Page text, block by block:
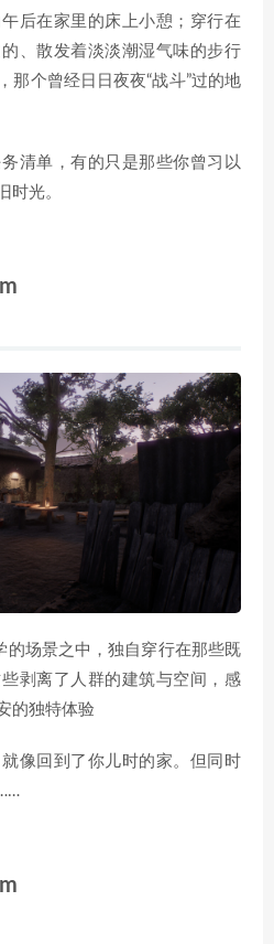
后在家里的床上小憩；穿行在
、散发着淡淡潮湿气味的步行
那个曾经日日夜夜“战斗”过的地
清单，有的只是那些你曾习以
时光。
的场景之中，独自穿行在那些既
剥离了人群的建筑与空间，感
的独特体验
就像回到了你儿时的家。但同时